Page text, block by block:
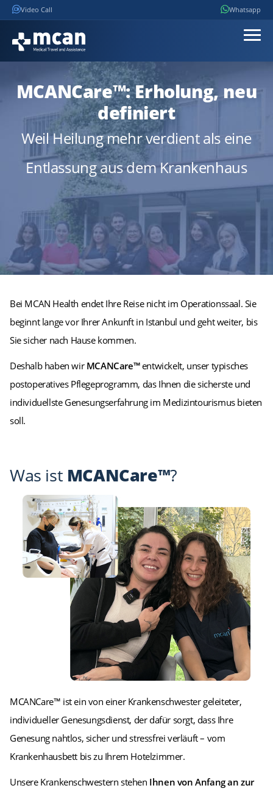
Video Call Whatsapp
MCANCare™: Erholung, neu
definiert
Weil Heilung mehr verdient als eine
Entlassung aus dem Krankenhaus
Bei MCAN Health endet Ihre Reise nicht im Operationssaal. Sie
beginnt lange vor Ihrer Ankunft in Istanbul und geht weiter, bis
Sie sicher nach Hause kommen.
Deshalb haben wir MCANCare™entwickelt, unser typisches
postoperatives Pflegeprogramm, das Ihnen die sicherste und
individuellste Genesungserfahrung im Medizintourismus bieten
soll.
Was ist MCANCare™?
MCANCare™ ist ein von einer Krankenschwester geleiteter,
individueller Genesungsdienst, der dafür sorgt, dass Ihre
Genesung nahtlos, sicher und stressfrei verläuft – vom
Krankenhausbett bis zu Ihrem Hotelzimmer.
Unsere Krankenschwestern stehen Ihnen von Anfang an zur